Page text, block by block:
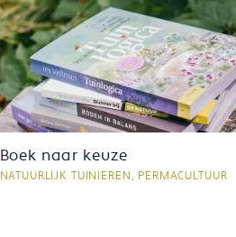
Boek naar keuze
NATUURLIJK TUINIEREN, PERMACULTUUR